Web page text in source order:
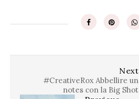
Next
#CreativeRox Abbellire un
notes con la Big Shot